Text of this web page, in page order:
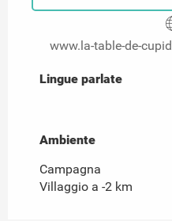
www.la-table-de-
Lingue parlate
Lingue parlate
Ambiente
Ambiente
Campagna
Villaggio a -2 km